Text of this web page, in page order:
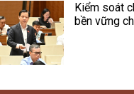
Kiểm soát
bền vững